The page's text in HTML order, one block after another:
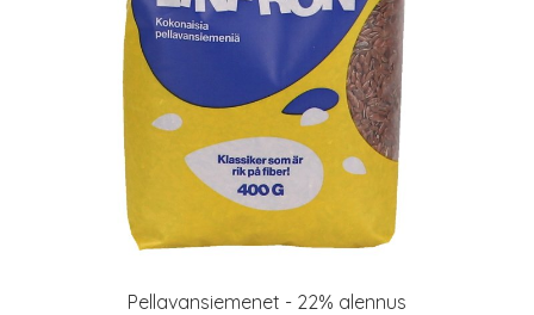
Pellavansiemenet - 22% alennus